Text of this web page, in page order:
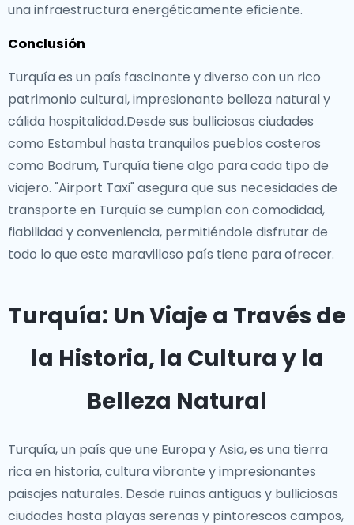
una infraestructura energéticamente eficiente.
Conclusión
Turquía es un país fascinante y diverso con un rico
patrimonio cultural, impresionante belleza natural y
cálida hospitalidad.Desde sus bulliciosas ciudades
como Estambul hasta tranquilos pueblos costeros
como Bodrum, Turquía tiene algo para cada tipo de
viajero. "Airport Taxi" asegura que sus necesidades de
transporte en Turquía se cumplan con comodidad,
fiabilidad y conveniencia, permitiéndole disfrutar de
todo lo que este maravilloso país tiene para ofrecer.
Turquía: Un Viaje a Través de
la Historia, la Cultura y la
Belleza Natural
Turquía, un país que une Europa y Asia, es una tierra
rica en historia, cultura vibrante y impresionantes
paisajes naturales. Desde ruinas antiguas y bulliciosas
ciudades hasta playas serenas y pintorescos campos,